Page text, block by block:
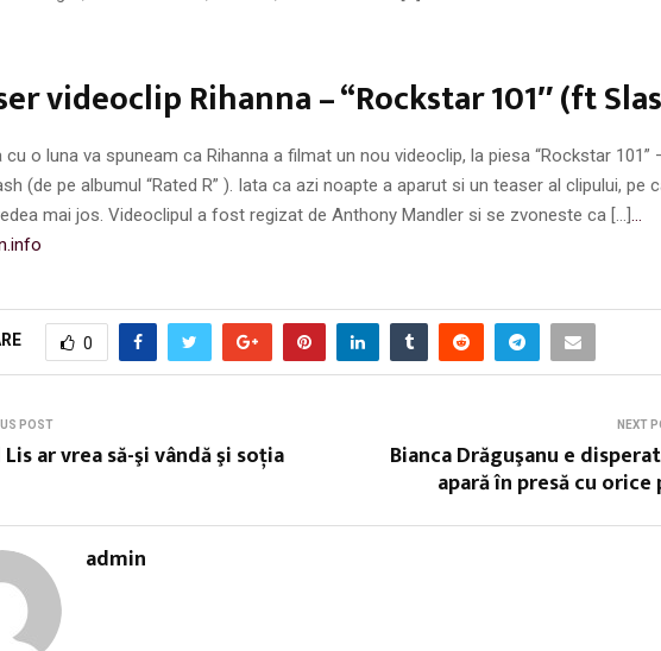
videoclip Rihanna – “Rockstar 101″ (ft
cu o luna va spuneam ca Rihanna a filmat un nou videoclip, la piesa “Rockstar 101”
(de pe albumul “Rated R” ). Iata ca azi noapte a aparut si un teaser al clipului, pe
mai jos. Videoclipul a fost regizat de Anthony Mandler si se zvoneste ca […]
0
POST
ar vrea să-şi vândă şi soţia
NEXT
Bianca Drăguşanu e
apară în presă cu
admin